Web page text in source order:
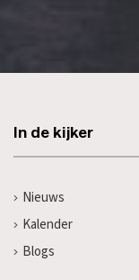
In de kijker
Nieuws
Kalender
Blogs